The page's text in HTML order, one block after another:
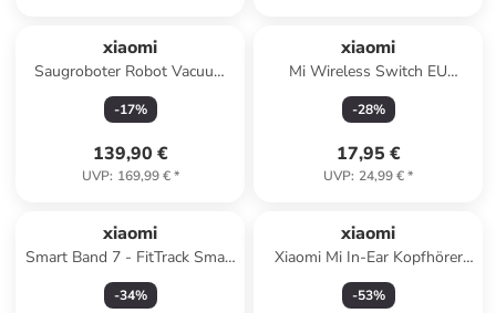
xiaomi
Saugroboter Robot Vacuum
S20 in schwarz
-17%
139,90 €
UVP: 169,99 €*
xiaomi
Mi Wireless Switch EU
YTC4040GL
-28%
17,95 €
UVP: 24,99 €*
xiaomi
Smart Band 7 - FitTrack Smart
Pulsüberwachung in Grün
-34%
xiaomi
Xiaomi Mi In-Ear Kopfhörer
Basic mit Mikrofon – Schwarz
in Schwarz
-53%